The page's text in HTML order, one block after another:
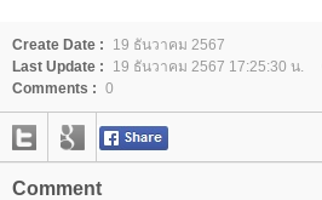
Create Date :
19 ธันวาคม 2567
Last Update :
19 ธันวาคม 2567 17:25:30 น.
Comments : 0
Comment